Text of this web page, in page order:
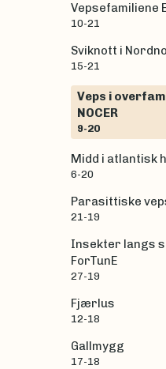
Vepsefamiliene
10-21
Sviknott i
15-21
Veps i
NOCER
9-20
Midd i atlantisk
6-20
Parasittiske
21-19
Insekter langs
ForTunE
27-19
Fjærlus
12-18
Gallmygg
17-18